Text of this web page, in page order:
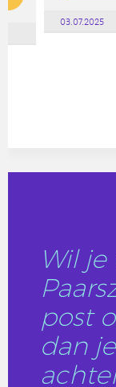
03.07.2025
Wil
post
dan